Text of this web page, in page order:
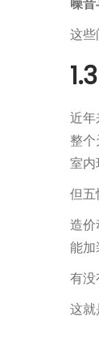
这些
近
整
室内
但五
造
能加
有
这就